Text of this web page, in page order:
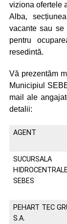
viziona ofertele
Alba,
vacante sau
pentru
resedintă.
Vă prezentăm
Municipiul
mail ale
detalii:
AGENT
SUCURSALA
SEBES
PEHART TEC
S.A.